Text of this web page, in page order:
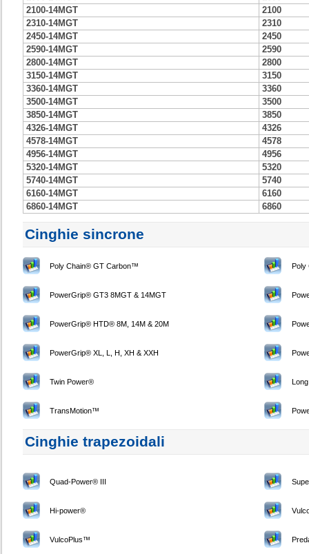
2100-14MGT
2100
2310-14MGT
2310
2450-14MGT
2450
2590-14MGT
2590
2800-14MGT
2800
3150-14MGT
3150
3360-14MGT
3360
3500-14MGT
3500
3850-14MGT
3850
4326-14MGT
4326
4578-14MGT
4578
4956-14MGT
4956
5320-14MGT
5320
5740-14MGT
5740
6160-14MGT
6160
6860-14MGT
6860
Cinghie sincrone
Poly Chain® GT Carbon™ Poly
PowerGrip® GT3 8MGT & 14MGT
PowerGrip® HTD® 8M, 14M & 20M
PowerGrip® XL, L, H, XH & XXH
Twin Power®
TransMotion™
Cinghie trapezoidali
Quad-Power® III
Hi-power®
VulcoPlus™